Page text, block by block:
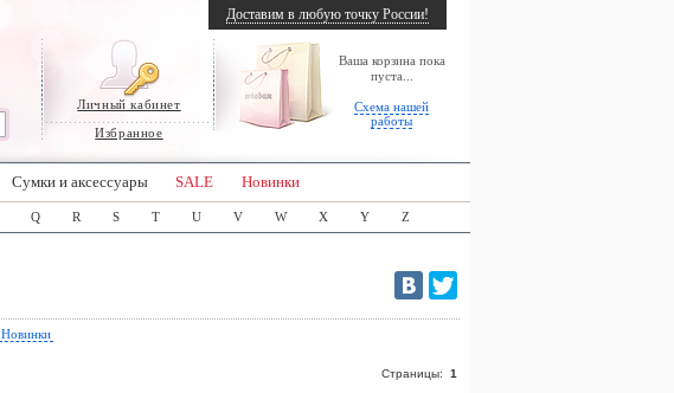
Личный кабинет
Избранное
Ваша корзина пока
пуста...
Схема нашей
работы
Доставим в любую точку России!
Сумки и аксессуары SALE Новинки
Q R S T U V W X Y Z
Новинки
Страницы: 1